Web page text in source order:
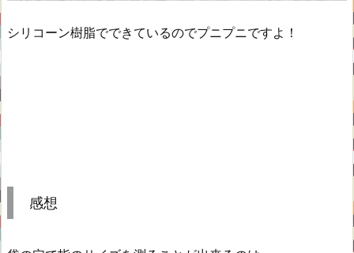
シリコーン樹脂でできているのでプニプニですよ！
感想